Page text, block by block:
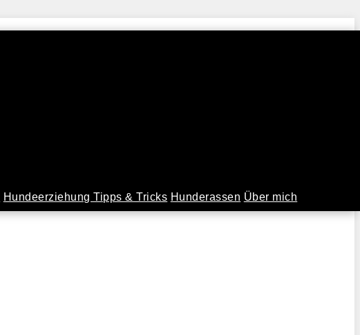
Hundeerziehung Tipps & Tricks Hunderassen Über mich